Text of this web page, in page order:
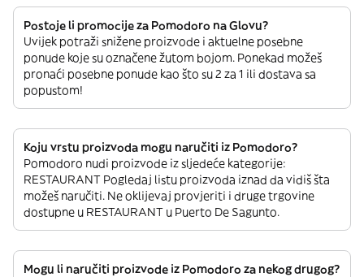
Postoje li promocije za Pomodoro na Glovu?
Uvijek potraži snižene proizvode i aktuelne posebne
ponude koje su označene žutom bojom. Ponekad možeš
pronaći posebne ponude kao što su 2 za 1 ili dostava sa
popustom!
Koju vrstu proizvoda mogu naručiti iz Pomodoro?
Pomodoro nudi proizvode iz sljedeće kategorije:
RESTAURANT Pogledaj listu proizvoda iznad da vidiš šta
možeš naručiti. Ne oklijevaj provjeriti i druge trgovine
dostupne u RESTAURANT u Puerto De Sagunto.
Mogu li naručiti proizvode iz Pomodoro za nekog drugog?